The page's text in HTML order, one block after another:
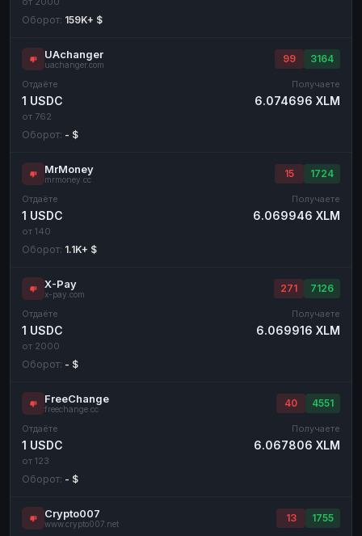
Оборот: 159K+ $
UAchanger
uachanger.com
99 3164
Отдаёте
1 USDC
от 762
Получаете
6.074696 XLM
Оборот: - $
MrMoney
mrmoney.cc
15 1724
Отдаёте
1 USDC
от 140
Получаете
6.069946 XLM
Оборот: 1.1K+ $
X-Pay
x-pay.com
271 7126
Отдаёте
1 USDC
от 2000
Получаете
6.069916 XLM
Оборот: - $
FreeChange
freechange.cc
40 4551
Отдаёте
1 USDC
от 123
Получаете
6.067806 XLM
Оборот: - $
Crypto007
www.crypto007.net
13 1755